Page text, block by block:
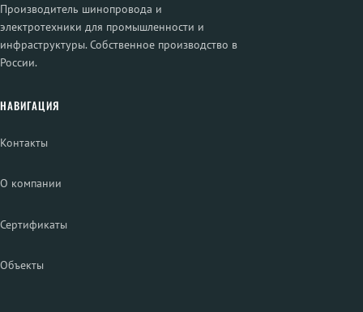
Производитель шинопровода и
электротехники для промышленности и
инфраструктуры. Собственное производство в
России.
НАВИГАЦИЯ
Контакты
О компании
Сертификаты
Объекты